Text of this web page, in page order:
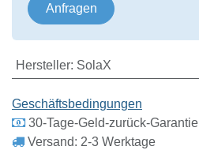
Anfragen
Hersteller: SolaX
Geschäftsbedingungen
30-Tage-Geld-zurück-Garantie
Versand: 2-3 Werktage